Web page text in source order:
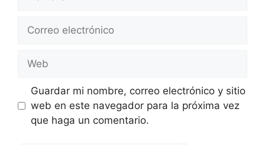
electrónico
Guardar mi nombre, correo electrónico y sitio
web en este navegador para la próxima vez
que haga un comentario.